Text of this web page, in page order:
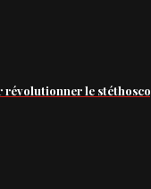
révolutionner le